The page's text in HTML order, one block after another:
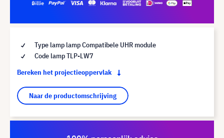
Type lamp lamp Compatibele UHR module
Code lamp TLP-LW7
Bereken het projectieoppervlak
Naar de productomschrijving